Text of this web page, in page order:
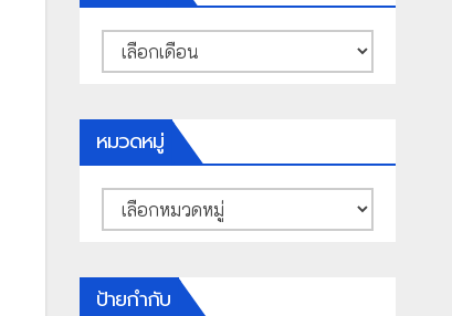
คลัง
เก็บ
หมวดหมู่
หมวด
หมู่
ป้ายกำกับ